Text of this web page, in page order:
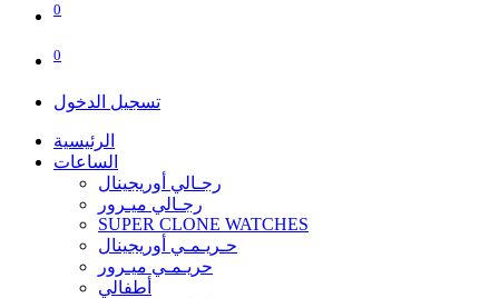
0
0
تسجيل الدخول
الرئيسية
الساعات
رجـالي أوريجينال
رجـالي ميـرور
SUPER CLONE WATCHES
حـريـمـي أوريجينال
حريـمـي ميـرور
أطفالي